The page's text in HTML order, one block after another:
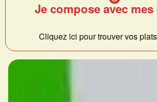
Je compose avec
Cliquez ici pour trouver vos